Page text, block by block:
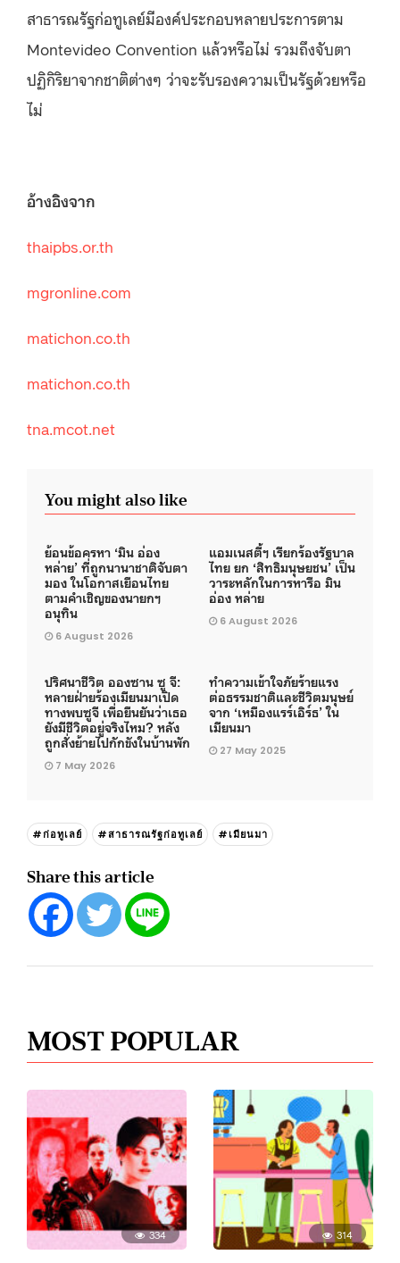
สาธารณรัฐก่อทูเลย์มีองค์ประกอบหลายประการตาม
Montevideo Convention แล้วหรือไม่ รวมถึงจับตา
ปฏิกิริยาจากชาติต่างๆ ว่าจะรับรองความเป็นรัฐด้วยหรือ
ไม่
อ้างอิงจาก
thaipbs.or.th
mgronline.com
matichon.co.th
matichon.co.th
tna.mcot.net
You might also like
ย้อนข้อครหา ‘มิน อ่อง
หล่าย’ ที่ถูกนานาชาติจับตา
มอง ในโอกาสเยือนไทย
ตามคำเชิญของนายกฯ
อนุทิน
6 August 2026
แอมเนสตี้ฯ เรียกร้องรัฐบาล
ไทย ยก ‘สิทธิมนุษยชน’ เป็น
วาระหลักในการหารือ มิน
อ่อง หล่าย
6 August 2026
ปริศนาชีวิต อองซาน ซู จี:
หลายฝ่ายร้องเมียนมาเปิด
ทางพบซูจี เพื่อยืนยันว่าเธอ
ยังมีชีวิตอยู่จริงไหม? หลัง
ถูกสั่งย้ายไปกักขังในบ้านพัก
7 May 2026
ทำความเข้าใจภัยร้ายแรง
ต่อธรรมชาติและชีวิตมนุษย์
จาก ‘เหมืองแรร์เอิร์ธ’ ใน
เมียนมา
27 May 2025
#ก่อทูเลย์ #สาธารณรัฐก่อทูเลย์ #เมียนมา
Share this article
MOST POPULAR
334 314